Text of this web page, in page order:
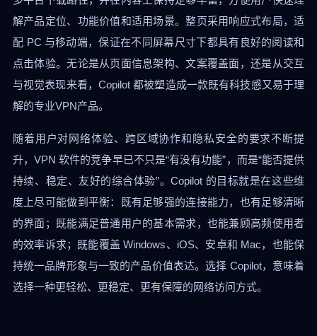
解产品定位、功能价值和适用场景。整页采用响应式布局，适
配 PC 与移动端，保证在不同屏幕尺寸下都具有良好的阅读和
点击体验。无论是从页面信息架构、文案覆盖面，还是从交互
与视觉表现来看，Copilot 都被塑造成一款既有科技感又易于理
解的专业VPN产品。
随着用户对网络体验、跨区域协作和隐私安全的要求不断提
升，VPN 软件的竞争早已不只是“有没有功能”，而是“能否提供
持续、稳定、友好的综合体验”。Copilot 的目标就是在这些维
度上尽可能做到平衡：既有足够强的连接能力，也有足够清晰
的界面；既能满足普通用户的基本需求，也能兼顾高频使用者
的效率诉求；既能覆盖 Windows、iOS、安卓和 Mac，也能保
持统一品牌形象与一致的产品价值表达。选择 Copilot，意味着
选择一种更轻松、更稳定、更有保障的网络访问方式。